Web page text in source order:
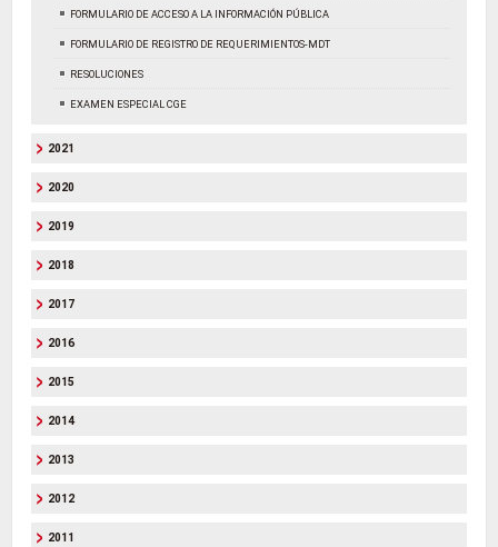
FORMULARIO DE ACCESO A LA INFORMACIÓN PÚBLICA
FORMULARIO DE REGISTRO DE REQUERIMIENTOS-MDT
RESOLUCIONES
EXAMEN ESPECIAL CGE
2021
2020
2019
2018
2017
2016
2015
2014
2013
2012
2011